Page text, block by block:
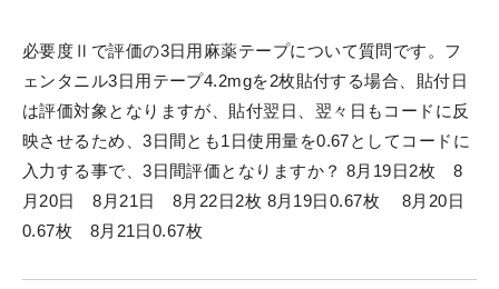
必要度Ⅱで評価の3日用麻薬テープについて質問です。フ
ェンタニル3日用テープ4.2mgを2枚貼付する場合、貼付日
は評価対象となりますが、貼付翌日、翌々日もコードに反
映させるため、3日間とも1日使用量を0.67としてコードに
入力する事で、3日間評価となりますか？ 8月19日2枚 8
月20日 8月21日 8月22日2枚 8月19日0.67枚 8月20日
0.67枚 8月21日0.67枚